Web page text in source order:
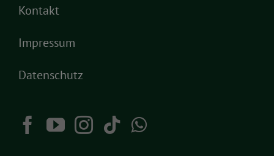
Kontakt
Impressum
Datenschutz